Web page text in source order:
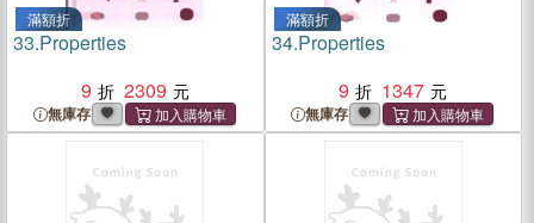
滿額折
33.Properties
9
2309
無庫存
滿額折
34.Properties
9
1347
無庫存